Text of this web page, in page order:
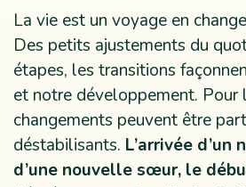
La vie est un voyage en
Des petits ajustements du
étapes, les transitions
et notre développement. Pour
changements peuvent être
déstabilisants. L’arrivée d’un
d’une nouvelle sœur, le